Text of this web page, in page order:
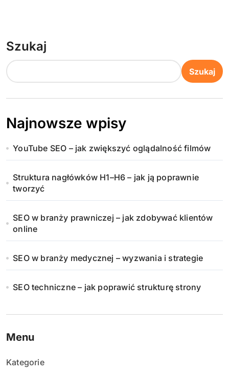
Szukaj
Szukaj
Najnowsze wpisy
YouTube SEO – jak zwiększyć oglądalność filmów
Struktura nagłówków H1–H6 – jak ją poprawnie
tworzyć
SEO w branży prawniczej – jak zdobywać klientów
online
SEO w branży medycznej – wyzwania i strategie
SEO techniczne – jak poprawić strukturę strony
Menu
Kategorie